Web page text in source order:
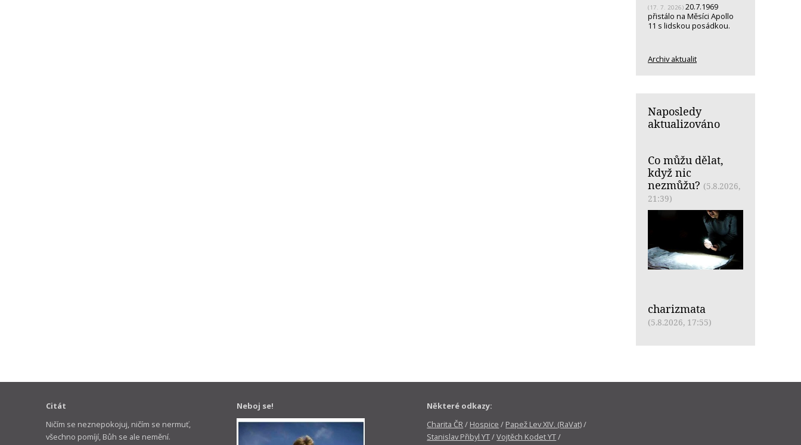
(17. 7. 2026) 20.7.1969
přistálo na Měsíci Apollo
11 s lidskou posádkou.
Archiv aktualit
Naposledy
aktualizováno
Co můžu dělat,
když nic
nezmůžu? (5.8.2026,
21:39)
charizmata
(5.8.2026, 17:55)
Citát
Ničím se neznepokojuj, ničím se nermuť,
všechno pomíjí, Bůh se ale nemění.
Neboj se!
Některé odkazy:
Charita ČR / Hospice / Papež Lev XIV. (RaVat)/
Stanislav Přibyl YT/Vojtěch Kodet YT/